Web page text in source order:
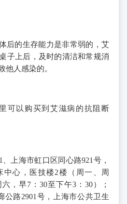
后的生存能力是非常弱的，艾
子上后，及时的清洁和常规消
他人感染的。
可以购买到艾滋病的抗阻断
1 、上海市虹口区同心路921 号，
中心，医技楼2楼（周一、周
六，早7 ： 30至下午3 ： 30）；
公路2901 号，上海市公共卫生